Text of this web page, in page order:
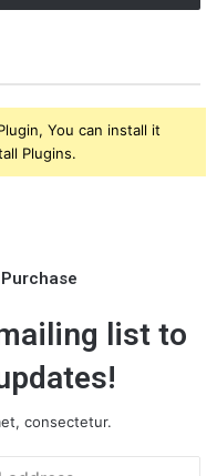
You can install it
Plugins.
list to
consectetur.